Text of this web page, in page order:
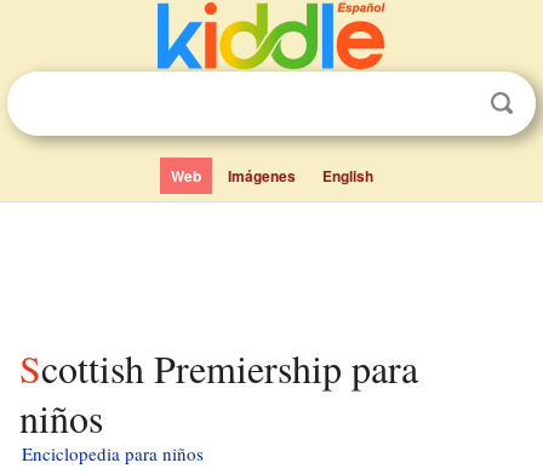
Web Imágenes English
Scottish Premiership para
niños
Enciclopedia para niños